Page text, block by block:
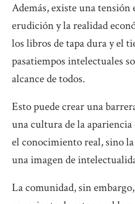
Además, existe una tensión
erudición y la realidad
los libros de tapa dura y el
pasatiempos intelectuales
alcance de todos.
Esto puede crear una
una cultura de la
el conocimiento real, sino
una imagen de
La comunidad, sin embargo,